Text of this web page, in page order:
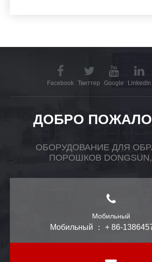
Facebook Твиттер Google LinkedIn
ДОБРО
ОБОРУДОВАНИЕ ДЛЯ
ПОРОШКОВ DONGSUN,
Мобильный
Мобильный ： + 86-